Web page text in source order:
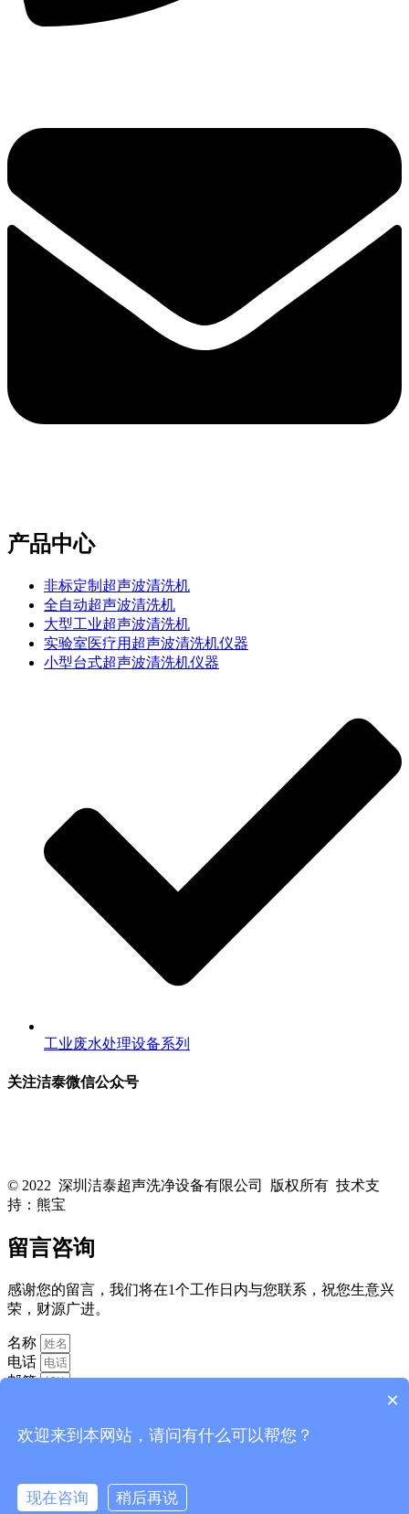
产品中心
非标定制超声波清洗机
全自动超声波清洗机
大型工业超声波清洗机
实验室医疗用超声波清洗机仪器
小型台式超声波清洗机仪器
工业废水处理设备系列
关注洁泰微信公众号
© 2022 深圳洁泰超声洗净设备有限公司 版权所有 技术支
持：熊宝
留言咨询
感谢您的留言，我们将在1个工作日内与您联系，祝您生意兴
荣，财源广进。
名称
电话
邮箱
消息
×
欢迎来到本网站，请问有什么可以帮您？
现在咨询 稍后再说